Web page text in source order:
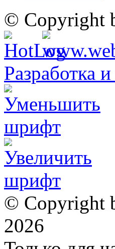
© Copyright
Разработка
© Copyright
2026